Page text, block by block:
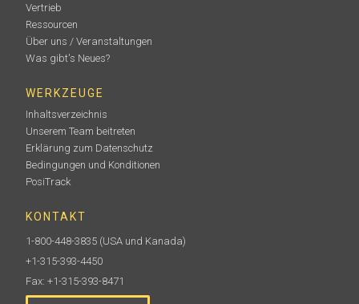
Vertrieb
Ressourcen
Über uns / Veranstaltungen
Was gibt's Neues?
WERKZEUGE
Inhaltsverzeichnis
Unserem Team beitreten
Erklärung zum Datenschutz
Bedingungen und Konditionen
PosiTrack
KONTAKT
1-800-448-3835 (USA und Kanada)
+1-315-393-4450
Fax: +1-315-393-8471